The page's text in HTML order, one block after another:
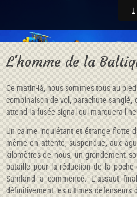
L'homme de la
Ce matin-là, nous sommes tous au
combinaison de vol, parachute sanglé,
attend la fusée signal qui marquera
Un calme inquiétant et étrange flotte
même en attente, suspendue, aux
kilomètres de nous, un grondement
bataille pour la réduction de la
Samland a commencé. L’assaut
définitivement les ultimes défenseurs